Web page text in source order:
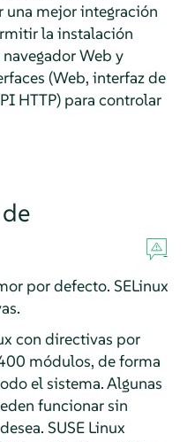
mejor integración
la instalación
Web y
(Web, interfaz de
HTTP) para controlar
por defecto. SELinux
con directivas por
módulos, de forma
el sistema. Algunas
funcionar sin
SUSE Linux